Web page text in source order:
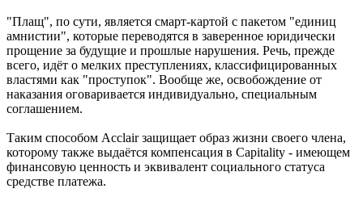
"Плащ", по сути, является смарт-картой с пакетом "единиц
амнистии", которые переводятся в заверенное юридически
прощение за будущие и прошлые нарушения. Речь, прежде
всего, идёт о мелких преступлениях, классифицированных
властями как "проступок". Вообще же, освобождение от
наказания оговаривается индивидуально, специальным
соглашением.
Таким способом Acclair защищает образ жизни своего члена,
которому также выдаётся компенсация в Capitality - имеющем
финансовую ценность и эквивалент социального статуса
средстве платежа.